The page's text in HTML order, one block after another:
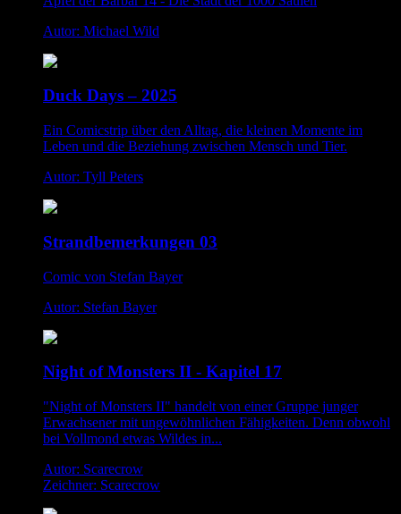
Autor: Michael Wild
Duck Days – 2025
Ein Comicstrip über den Alltag, die kleinen Momente im
Leben und die Beziehung zwischen Mensch und Tier.
Autor: Tyll Peters
Strandbemerkungen 03
Comic von Stefan Bayer
Autor: Stefan Bayer
Night of Monsters II - Kapitel 17
"Night of Monsters II" handelt von einer Gruppe junger
Erwachsener mit ungewöhnlichen Fähigkeiten. Denn obwohl
bei Vollmond etwas Wildes in...
Autor: Scarecrow
Zeichner: Scarecrow